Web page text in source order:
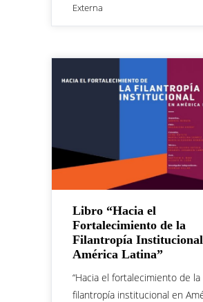
Externa
Libro “Hacia el
Fortalecimiento de la
Filantropía
América Latina”
“Hacia el fortalecimiento de la
filantropía institucional en